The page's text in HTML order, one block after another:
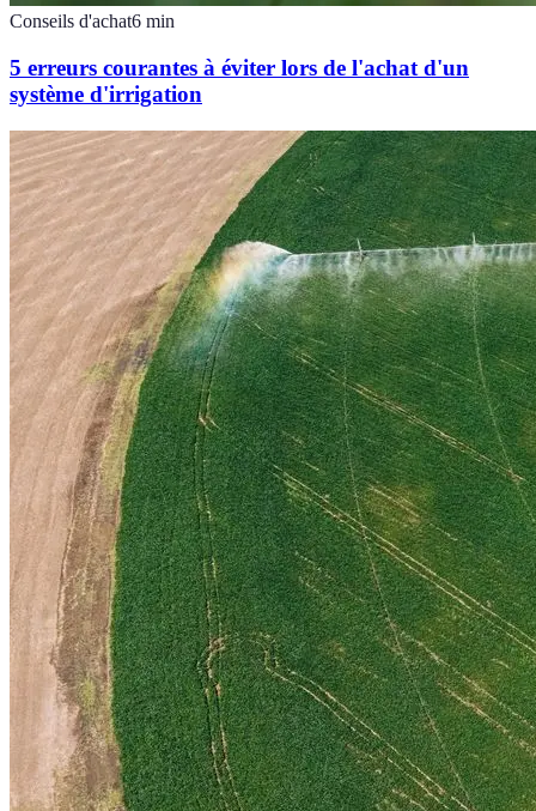
Conseils d'achat6 min
5 erreurs courantes à éviter lors de l'achat d'un
système d'irrigation